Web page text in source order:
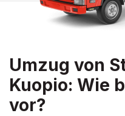
Umzug von
Kuopio: Wie
vor?